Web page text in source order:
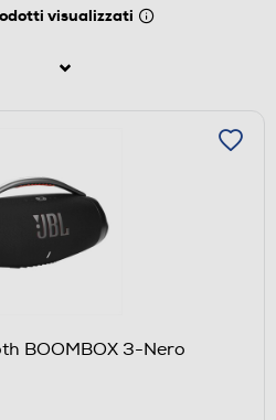
visualizzati
BOOMBOX 3-Nero